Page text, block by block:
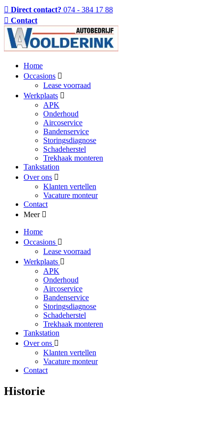
Direct contact? 074 - 384 17 88
Contact
Home
Occasions
Lease voorraad
Werkplaats
APK
Onderhoud
Aircoservice
Bandenservice
Storingsdiagnose
Schadeherstel
Trekhaak monteren
Tankstation
Over ons
Klanten vertellen
Vacature monteur
Contact
Meer
Home
Occasions
Lease voorraad
Werkplaats
APK
Onderhoud
Aircoservice
Bandenservice
Storingsdiagnose
Schadeherstel
Trekhaak monteren
Tankstation
Over ons
Klanten vertellen
Vacature monteur
Contact
Historie